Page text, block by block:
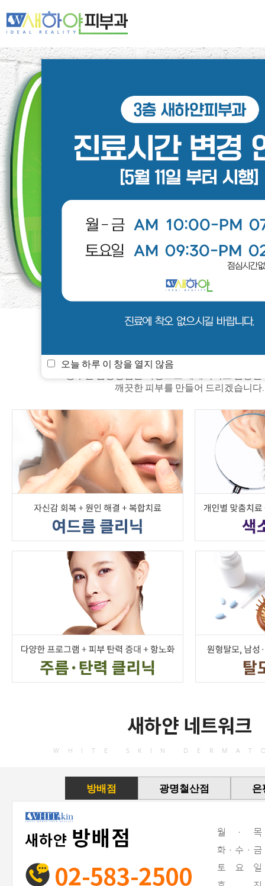
오늘 하루 이 창을 열지 않음
새하얀 네트워크
기미·색소·홍조
주름·탄력
제모·모발
피부클리닉
레이저클리닉
스페셜클리닉
새하얀 소식
진료안내
깨끗한 피부를 만들어 드리겠습니다.
새하얀 네트워크
WHITE SKIN
방배점 광명철산점 은